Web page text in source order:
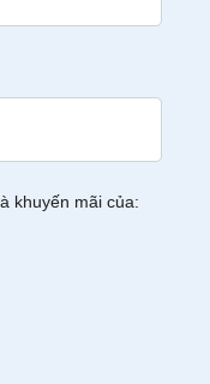
khuyến mãi của: